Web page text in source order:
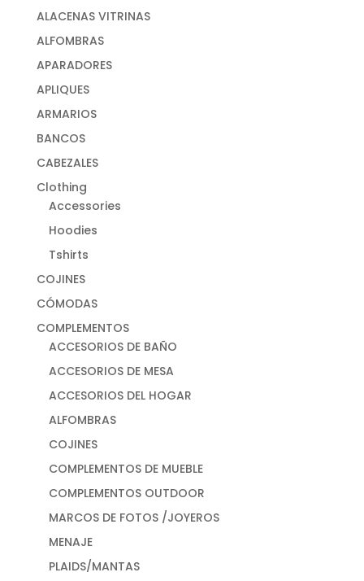
ALACENAS VITRINAS
ALFOMBRAS
APARADORES
APLIQUES
ARMARIOS
BANCOS
CABEZALES
Clothing
Accessories
Hoodies
Tshirts
COJINES
CÓMODAS
COMPLEMENTOS
ACCESORIOS DE BAÑO
ACCESORIOS DE MESA
ACCESORIOS DEL HOGAR
ALFOMBRAS
COJINES
COMPLEMENTOS DE MUEBLE
COMPLEMENTOS OUTDOOR
MARCOS DE FOTOS /JOYEROS
MENAJE
PLAIDS/MANTAS